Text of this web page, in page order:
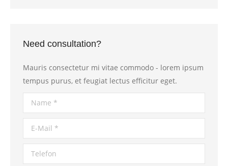
Need consultation?
Mauris consectetur mi vitae commodo - lorem ipsum
tempus purus, et feugiat lectus efficitur eget.
Name *
E-Mail *
Telefon